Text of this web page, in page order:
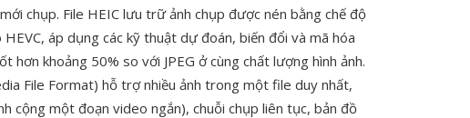
chụp. File HEIC lưu trữ ảnh chụp được nén bằng chế độ
áp dụng các kỹ thuật dự đoán, biến đổi và mã hóa
khoảng 50% so với JPEG ở cùng chất lượng hình ảnh.
File Format) hỗ trợ nhiều ảnh trong một file duy nhất,
cộng một đoạn video ngắn), chuỗi chụp liên tục, bản đồ